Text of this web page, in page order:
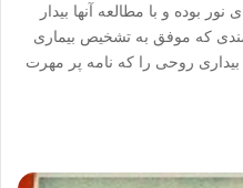
بوده و با مطالعه آنها بیدار
که موفق به تشخیص بیماری
روحی را که نامه پر مهرت